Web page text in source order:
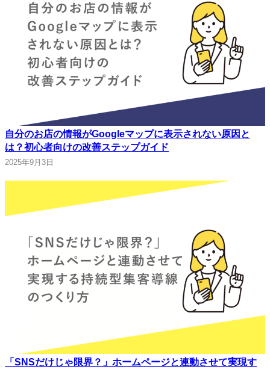
自分のお店の情報がGoogleマップに表示されない原因と
は？初心者向けの改善ステップガイド
2025年9月3日
「SNSだけじゃ限界？」ホームページと連動させて実現す